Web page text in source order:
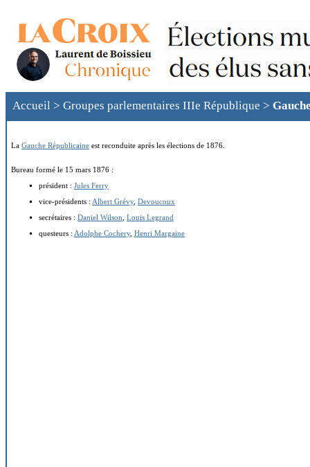
Accueil > Groupes parlementaires IIIe République >
La Gauche Républicaine est reconduite après les élections de 1876.
Bureau formé le 15 mars 1876 :
président : Jules Ferry
vice-présidents : Albert Grévy, Devoucoux
secrétaires : Daniel Wilson Louis Legrand
questeurs : Adolphe Cochery, Henri Margaine